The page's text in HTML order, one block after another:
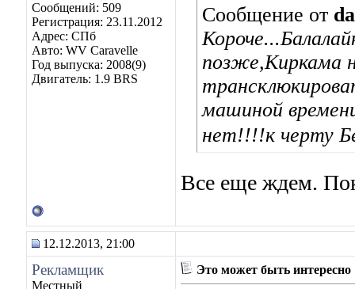
Сообщений: 509
Регистрация: 23.11.2012
Адрес: СПб
Авто: WV Caravelle
Год выпуска: 2008(9)
Двигатель: 1.9 BRS
Сообщение от
позже,Киркама
машиной
нет!!!!к черту
Все еще ждем.
12.12.2013, 21:00
Рекламщик
Местный
Это может быть интересно